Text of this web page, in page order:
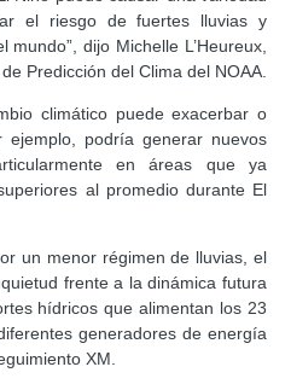
el riesgo de fuertes lluvias y
dijo Michelle L’Heureux,
Predicción del Clima del NOAA.
climático puede exacerbar o
ejemplo, podría generar nuevos
en áreas que ya
al promedio durante El
un menor régimen de lluvias, el
frente a la dinámica futura
hídricos que alimentan los 23
generadores de energía
XM.